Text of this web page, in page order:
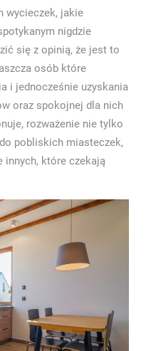
wycieczek, jakie
nigdzie
się z opinią, że jest to
osób które
i jednocześnie uzyskania
oraz spokojnej dla nich
rozważenie nie tylko
pobliskich miasteczek,
innych, które czekają